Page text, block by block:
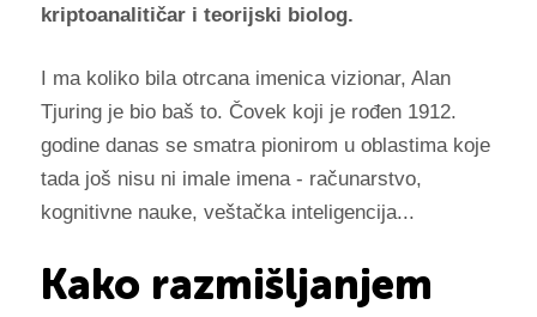
kriptoanalitičar i teorijski biolog.
I ma koliko bila otrcana imenica vizionar, Alan
Tjuring je bio baš to. Čovek koji je rođen 1912.
godine danas se smatra pionirom u oblastima koje
tada još nisu ni imale imena - računarstvo,
kognitivne nauke, veštačka inteligencija...
Kako razmišljanjem